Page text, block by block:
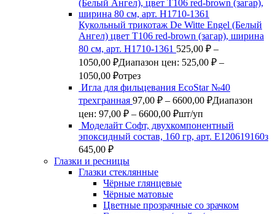
Кукольный трикотаж De Witte Engel (Белый
Ангел) цвет Т106 red-brown (загар), ширина
80 см, арт. Н1710-1361 525,00 ₽ –
1050,00 ₽Диапазон цен: 525,00 ₽ –
1050,00 ₽отрез
Игла для фильцевания EcoStar №40
трехгранная 97,00 ₽ – 6600,00 ₽Диапазон
цен: 97,00 ₽ – 6600,00 ₽шт/уп
Моделайт Софт, двухкомпонентный
эпоксидный состав, 160 гр, арт. Е120619160з
645,00 ₽
Глазки и ресницы
Глазки стеклянные
Чёрные глянцевые
Чёрные матовые
Цветные прозрачные со зрачком